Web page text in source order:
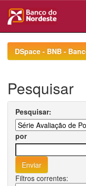
navigationDSpace - BNB -
Pesquisar
Pesquisar:
por
Filtros correntes: